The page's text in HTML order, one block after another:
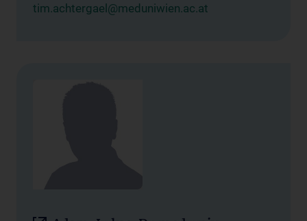
tim.achtergael@meduniwien.ac.at